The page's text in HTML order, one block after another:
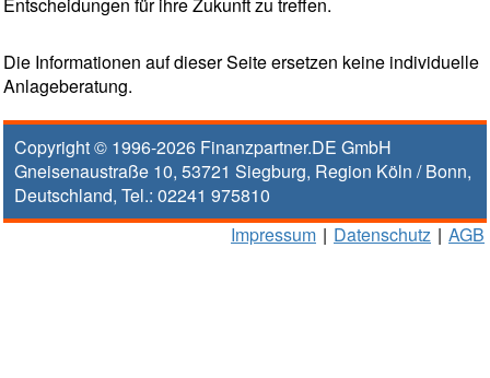
Entscheidungen für ihre Zukunft zu treffen.
Die Informationen auf dieser Seite ersetzen keine individuelle
Anlageberatung.
Copyright © 1996-2026 Finanzpartner.DE GmbH
Gneisenaustraße 10, 53721 Siegburg, Region Köln / Bonn,
Deutschland, Tel.: 02241 975810
Impressum | Datenschutz | AGB